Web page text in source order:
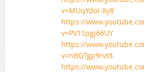
v=MUqYdoI-8y8
https://
v=PV1Spgj66UY
https://
v=nBGTgp9rvt8
https://